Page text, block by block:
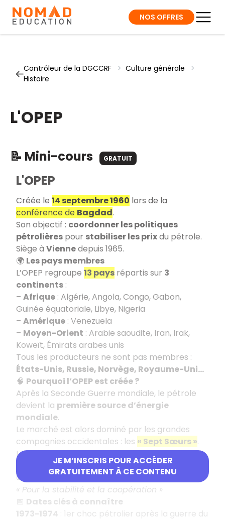
NOS OFFRES
Contrôleur de la DGCCRF > Culture générale
>
Histoire
L'OPEP
📝 Mini-cours GRATUIT
JE M’INSCRIS POUR ACCÉDER
GRATUITEMENT À CE CONTENU
L'OPEP
Créée le 14 septembre 1960 lors de la
conférence de Bagdad.
Son objectif : coordonner les politiques
pétrolières pour stabiliser les prixdu pétrole.
Siège à Viennedepuis 1965.
🌍 Les pays membres
L’OPEP regroupe 13 pays répartis sur 3
continents :
– Afrique : Algérie, Angola, Congo, Gabon,
Guinée équatoriale, Libye, Nigeria
– Amérique : Venezuela
– Moyen-Orient : Arabie saoudite, Iran, Irak,
Koweït, Émirats arabes unis
Tous les producteurs ne sont pas membres :
États-Unis, Russie, Norvège, Royaume-Uni…
🧠 Pourquoi l’OPEP est créée ?
Après la Seconde Guerre mondiale, le pétrole
devient la première source d’énergie
mondiale.
Le marché est alors dominé par les grandes
compagnies occidentales : les « Sept Sœurs ».
Les grands pays producteurs s’unissent pour
reprendre le contrôlede leurs ressources.
📜
La devise
« Pour la stabilité et la coopération »
📅 Dates clés à connaître
1973-1974 : 1er choc pétrolier après la guerre du